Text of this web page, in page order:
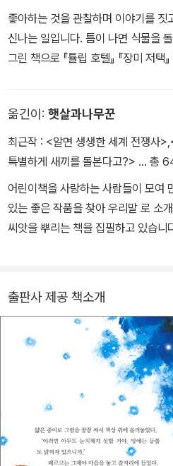
좋아하는 것을 관찰하며 이야기를 짓
신나는 일입니다. 틈이 나면 식물을
그린 책으로 『튤립 호텔』 『장미 저택』
옮긴이: 햇살과나무꾼
최근작 : <알면 생생한 세계 전쟁사>,
특별하게 새끼를 돌본다고?> … 총
어린이책을 사랑하는 사람들이 모여
있는 좋은 작품을 찾아 우리말 로 소
씨앗을 뿌리는 책을 집필하고 있습니
출판사 제공 책소개